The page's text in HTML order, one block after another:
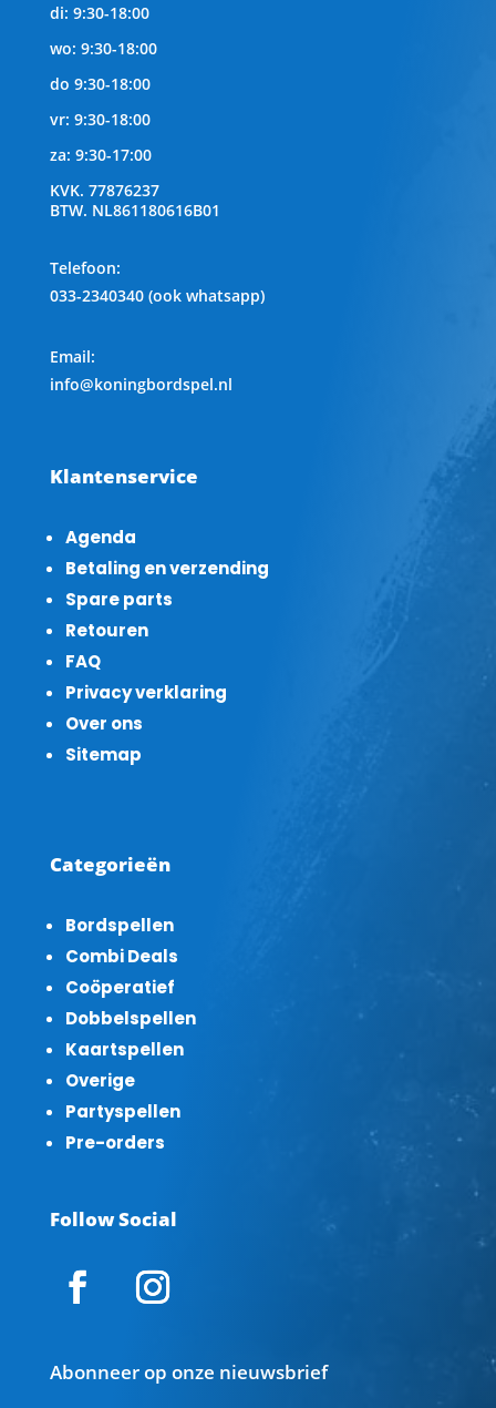
di: 9:30-18:00
wo: 9:30-18:00
do 9:30-18:00
vr: 9:30-18:00
za: 9:30-17:00
KVK. 77876237
BTW. NL861180616B01
Telefoon:
033-2340340 (ook whatsapp)
Email:
info@koningbordspel.nl
Klantenservice
Agenda
Betaling en verzending
Spare parts
Retouren
FAQ
Privacy verklaring
Over ons
Sitemap
Categorieën
Bordspellen
Combi Deals
Coöperatief
Dobbelspellen
Kaartspellen
Overige
Partyspellen
Pre-orders
Follow Social
Abonneer op onze nieuwsbrief